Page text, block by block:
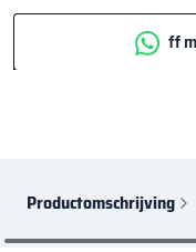
ff
Productomschrijving